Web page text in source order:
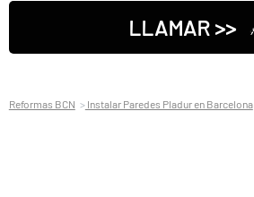
LLAMAR >>
Reformas BCN Instalar Paredes Pladur en Barcelona